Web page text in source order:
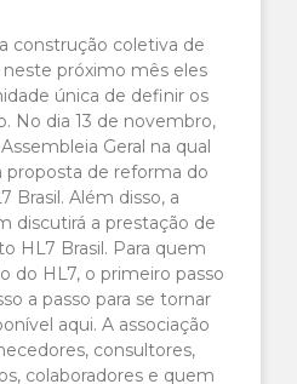
construção coletiva de
neste próximo mês eles
única de definir os
No dia 13 de novembro,
Geral na qual
proposta de reforma do
Brasil. Além disso, a
discutirá a prestação de
HL7 Brasil. Para quem
do HL7, o primeiro passo
a passo para se tornar
aqui. A associação
consultores,
colaboradores e quem